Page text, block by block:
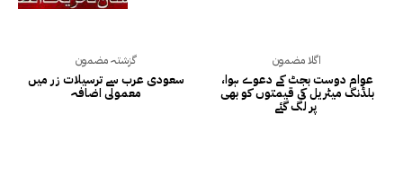
گزشتہ مضمون
سعودی عرب سے ترسیلات زر میں
معمولی اضافہ
اگلا مضمون
عوام دوست بجٹ کے دعوے ہوا،
بلڈنگ میٹریل کی قیمتوں کو بھی